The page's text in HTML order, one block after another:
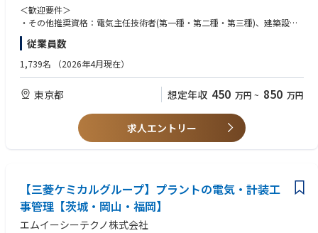
⇒基本的には、改修工事（既存設備・電気の機器類及びシステムを含めた
設備全般のリニューアル）及び新築工事の工事施工管理が中心になりま
す。当社ビル管理部門から発生する設備・電気等のリニューアルの技術支
援も担当する場合があります。ご経験やご希望があれば、研修講師として
後進の育成にも携わっていただく事が可能です。
清水建設の 100％子会社として、その手がけた事務所、学校、病院、工
き受けしています。
ゼネコン系の管理会社として、省エネルギー・CO2 削減等、地球環境問題
サービスの要（ビル管理事業）を担う会社として今後も安定した事業を展
開し、着実な発展が期待できます。
＜歓迎要件＞
・その他推奨資格：電気主任技術者(第一種・第二種・第三種)、建築設備
士 等
・ゼネコン・サブコンでの勤務経験者や、管理会社等での勤務経験者
・電気通信工事（ 中央監視、自動制御、入退室管理、ＩＴＶ、ＡＶ、電子
従業員数
1,739名 （2026年4月現在）
東京都 想定年収 450 万円 ~ 850 万円
求人エントリー
【三菱ケミカルグループ】プラントの電気・計装工
事管理【茨城・岡山・福岡】
エムイーシーテクノ株式会社